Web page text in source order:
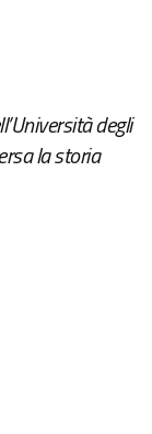
degli
la storia